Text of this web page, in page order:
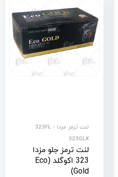
لنت ترمز مزدا 323FL -
323GLX
لنت ترمز جلو مزدا
323 اکوگلد (Eco
Gold)